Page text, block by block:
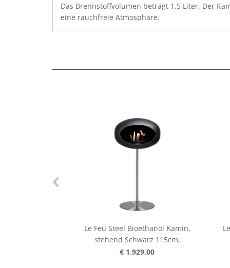
Das Brennstoffvolumen beträgt 1,5 Liter. Der
eine rauchfreie Atmosphäre.
Le Feu Steel Bioethanol Kamin,
stehend Schwarz 115cm,
€ 1.929,00